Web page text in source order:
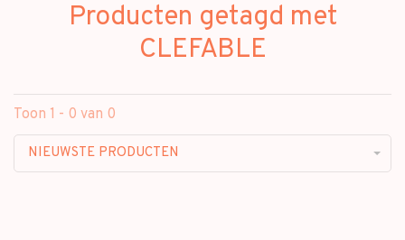
Producten getagd met
CLEFABLE
Toon 1 - 0 van 0
NIEUWSTE PRODUCTEN